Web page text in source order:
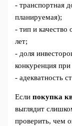
- транспортная
планируемая);
- тип и качество
лет;
- доля
конкуренция
- адекватность
Еслипокупка
выглядит
проверить, чем